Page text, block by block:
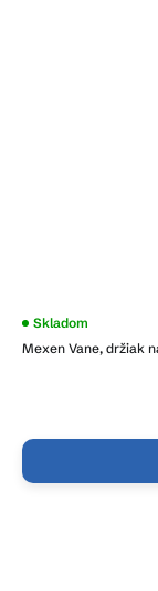
Mexen Vane, držiak
Priemerné
produktu
Skladom